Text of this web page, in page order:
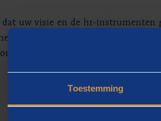
Toestemming
dat uw visie en de hr-
imago van uw organisatie.
uw organisatie.